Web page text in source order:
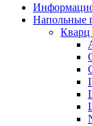
Напольные